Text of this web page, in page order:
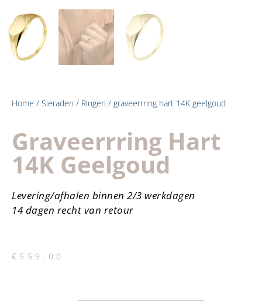
Home / Sieraden / Ringen / graveerrring hart 14K geelgoud
Graveerrring Hart
14K Geelgoud
Levering/afhalen binnen 2/3 werkdagen
14 dagen recht van retour
€ 559.00